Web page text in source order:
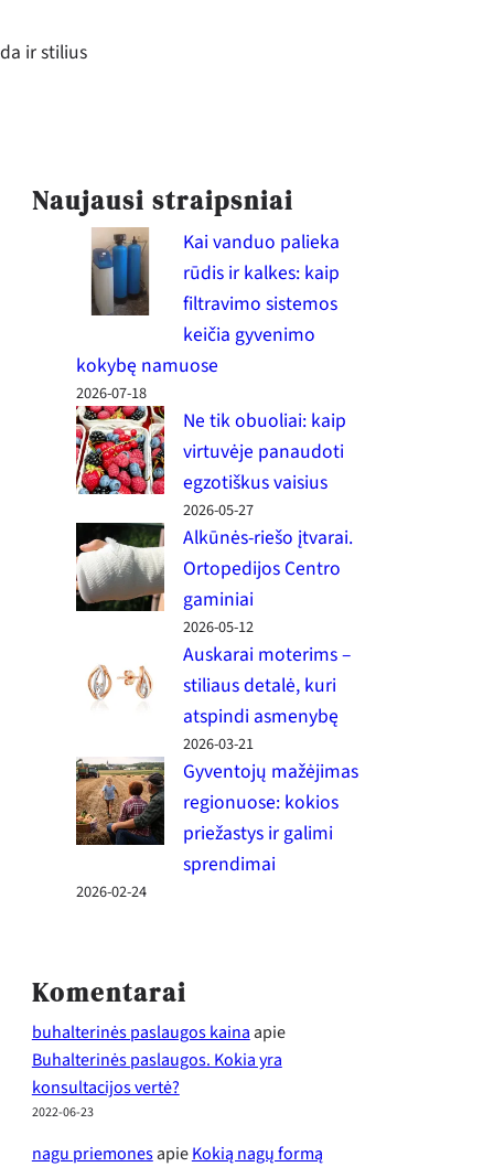
ir stilius
Naujausi straipsniai
Kai vanduo palieka
rūdis ir kalkes: kaip
filtravimo sistemos
keičia gyvenimo
kokybę namuose
2026-07-18
Ne tik obuoliai: kaip
virtuvėje panaudoti
egzotiškus vaisius
2026-05-27
Alkūnės-riešo įtvarai.
Ortopedijos Centro
gaminiai
2026-05-12
Auskarai moterims –
stiliaus detalė, kuri
atspindi asmenybę
2026-03-21
Gyventojų mažėjimas
regionuose: kokios
priežastys ir galimi
sprendimai
2026-02-24
Komentarai
buhalterinės paslaugos kainaapie
Buhalterinės paslaugos. Kokia yra
konsultacijos vertė?
2022-06-23
nagu priemonesapieKokią nagų formą